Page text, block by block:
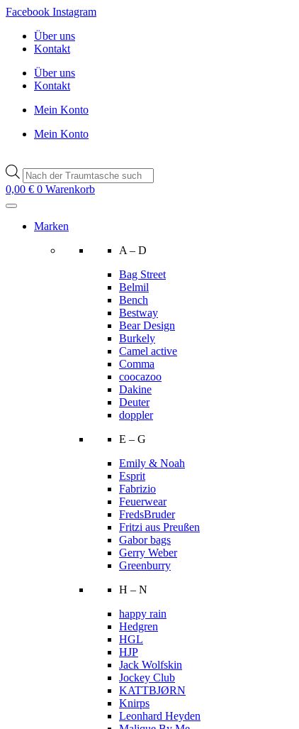
Zum
wechseln
Facebook Instagram
Über uns
Kontakt
Über uns
Kontakt
Mein Konto
Mein Konto
Products
search
0,00 € 0 Warenkorb
Marken
A – D
Bag Street
Belmil
Bench
Bestway
Bear Design
Burkely
Camel active
Comma
coocazoo
Dakine
Deuter
doppler
E – G
Emily & Noah
Esprit
Fabrizio
Feuerwear
FredsBruder
Fritzi aus Preußen
Gabor bags
Gerry Weber
Greenburry
H – N
happy rain
Hedgren
HGL
HJP
Jack Wolfskin
Jockey Club
KATTBJØRN
Knirps
Leonhard Heyden